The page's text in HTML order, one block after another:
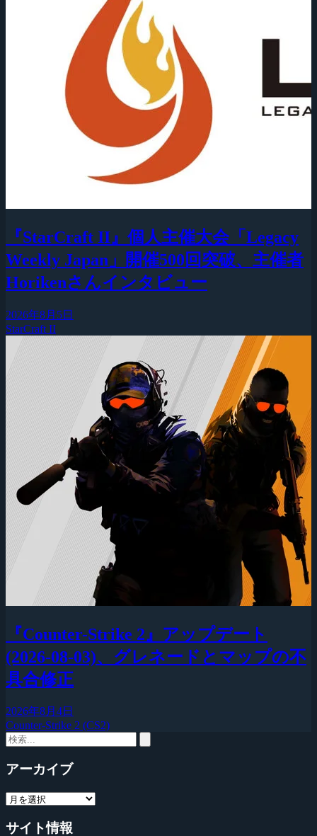
『StarCraft II』個人主催大会「Legacy
Weekly Japan」開催500回突破、主催者
Horikenさんインタビュー
2026年8月5日
StarCraft II
『Counter-Strike 2』アップデート
(2026-08-03)、グレネードとマップの不
具合修正
2026年8月4日
Counter-Strike 2 (CS2)
アーカイブ
サイト情報